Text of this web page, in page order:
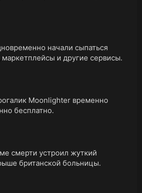
начали сыпаться
и другие сервисы.
Moonlighter временно
бесплатно.
смерти устроил жуткий
британской больницы.